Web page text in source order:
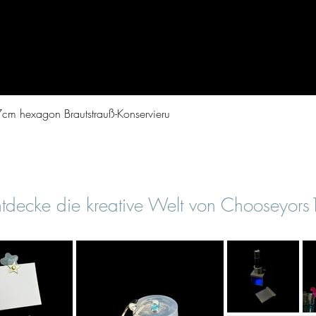
Schnellansicht
hexagon Brautstrauß-Konservieru
die kreative Welt von